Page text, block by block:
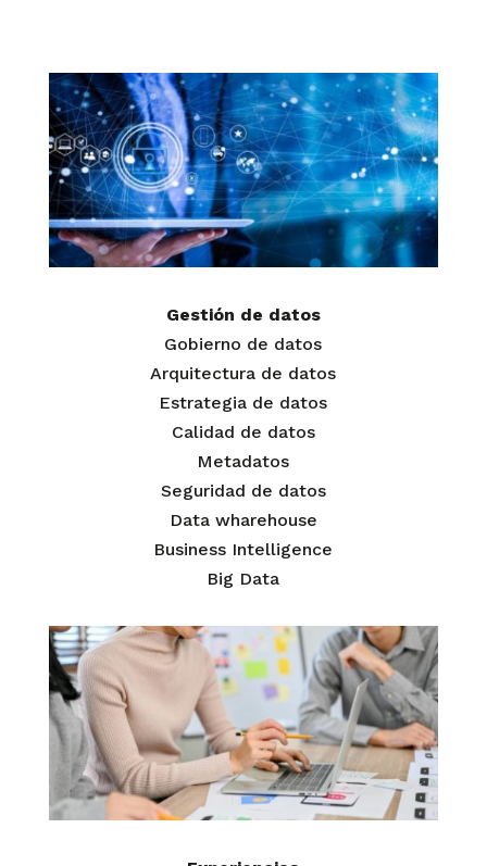
Gestión de datos
Gobierno de datos
Arquitectura de datos
Estrategia de datos
Calidad de datos
Metadatos
Seguridad de datos
Data wharehouse
Business Intelligence
Big Data